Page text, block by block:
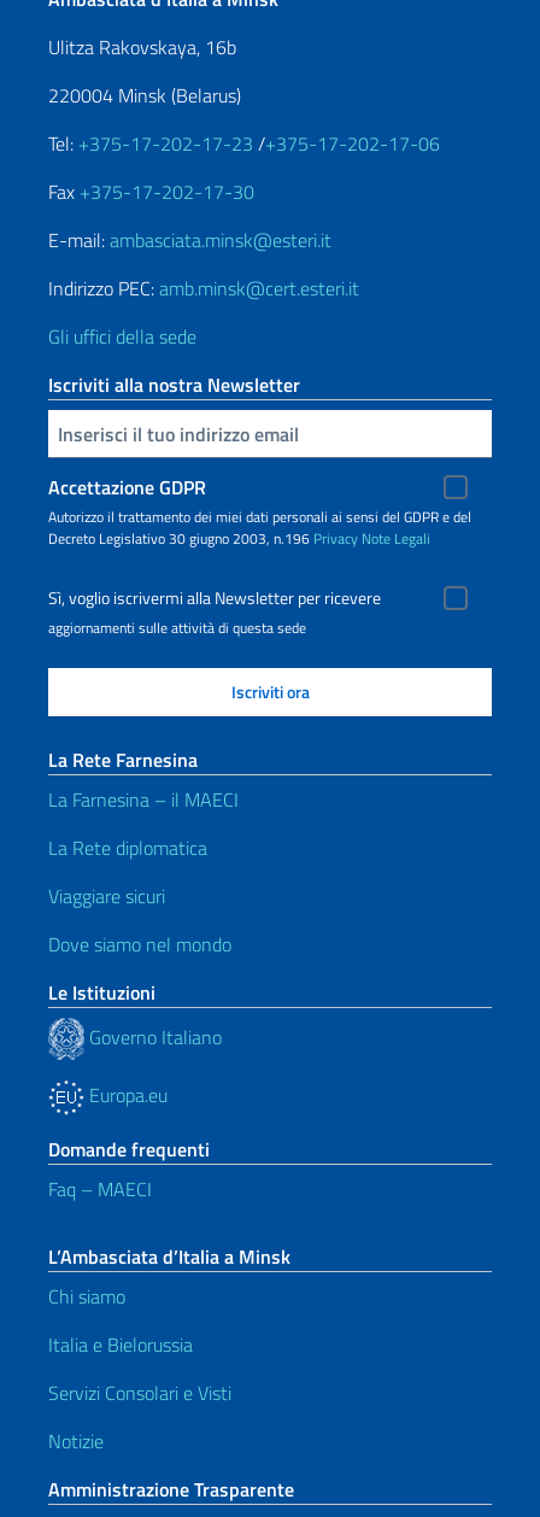
Ulitza Rakovskaya, 16b
220004 Minsk (Belarus)
Tel: +375-17-202-17-23 /+375-17-202-17-06
Fax +375-17-202-17-30
E-mail:ambasciata.minsk@esteri.it
Indirizzo PEC:amb.minsk@cert.esteri.it
Gli uffici della sede
Iscriviti alla nostra Newsletter
Inserisci la tua email
Accettazione GDPR
Autorizzo il trattamento dei miei dati personali ai sensi del GDPR e del
Decreto Legislativo 30 giugno 2003, n.196 Privacy Note Legali
Sì, voglio iscrivermi alla Newsletter per ricevere
aggiornamenti sulle attività di questa sede
La Rete Farnesina
La Farnesina – il MAECI
La Rete diplomatica
Viaggiare sicuri
Dove siamo nel mondo
Le Istituzioni
Governo Italiano
Europa.eu
Domande frequenti
Faq – MAECI
L’Ambasciata d’Italia a Minsk
Chi siamo
Italia e Bielorussia
Servizi Consolari e Visti
Notizie
Amministrazione Trasparente